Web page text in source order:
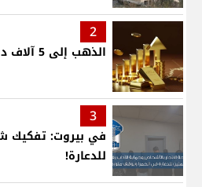
2
الذهب إلى 5 آلاف دولار في 2027؟
3
في بيروت: تفكيك
للدعارة!